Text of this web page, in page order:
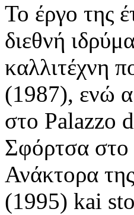
Το έργο της
διεθνή
καλλιτέχνη
(1987), ενώ
στο Palazzo
Σφόρτσα στο
Ανάκτορα
(1995) kai